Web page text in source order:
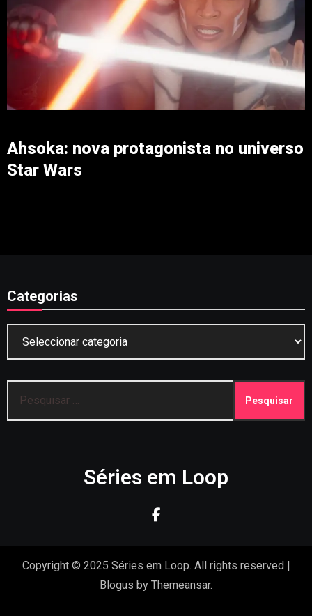
Ahsoka: nova protagonista no universo
Star Wars
Categorias
por:
Séries em Loop
Copyright © 2025 Séries em Loop. All rights reserved |
Blogus by Themeansar.